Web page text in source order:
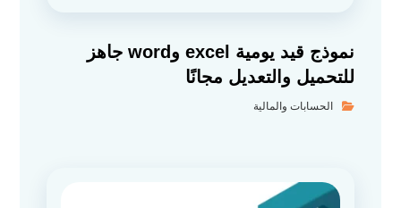
نموذج قيد يومية excel وword جاهز
للتحميل والتعديل مجانًا
الحسابات والمالية